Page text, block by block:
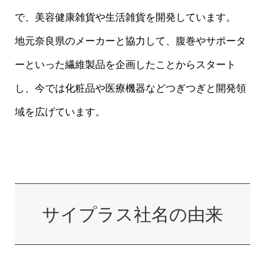
で、美容健康雑貨や生活雑貨を開発しています。
地元奈良県のメーカーと協力して、腹巻やサポータ
ーといった繊維製品を企画したことからスタート
し、今では化粧品や医療機器などつぎつぎと開発領
域を広げています。
サイプラス社名の由来